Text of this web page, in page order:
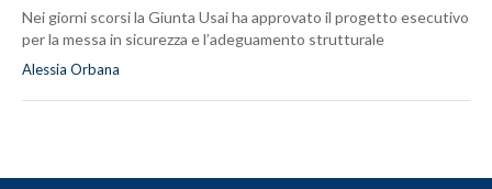
Nei giorni scorsi la Giunta Usai ha approvato il progetto esecutivo
per la messa in sicurezza e l’adeguamento strutturale
Alessia Orbana